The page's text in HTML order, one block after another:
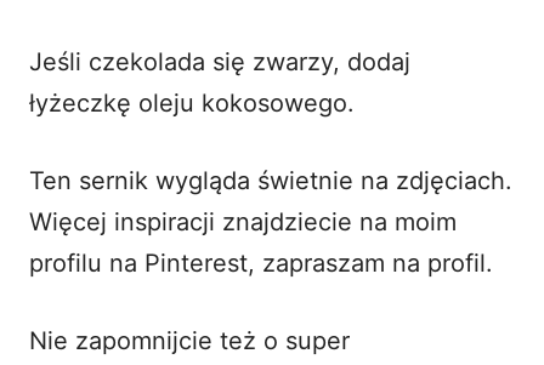
Jeśli czekolada się zwarzy, dodaj
łyżeczkę oleju kokosowego.
Ten sernik wygląda świetnie na zdjęciach.
Więcej inspiracji znajdziecie na moim
profilu na Pinterest, zapraszam na profil.
Nie zapomnijcie też o super